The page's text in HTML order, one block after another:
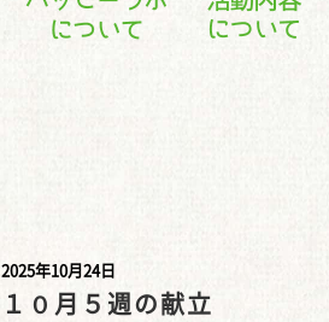
2025年10月24日
１０月５週の献立